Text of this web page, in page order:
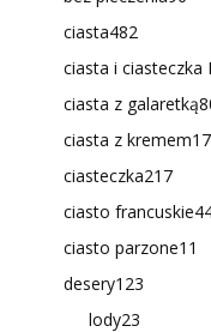
ciasta482
ciasta i ciasteczka
ciasta z galaretką
ciasta z kremem
ciasteczka217
ciasto francuskie
ciasto parzone11
desery123
lody23